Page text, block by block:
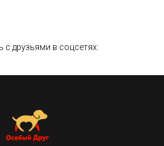
с друзьями в соцсетях: